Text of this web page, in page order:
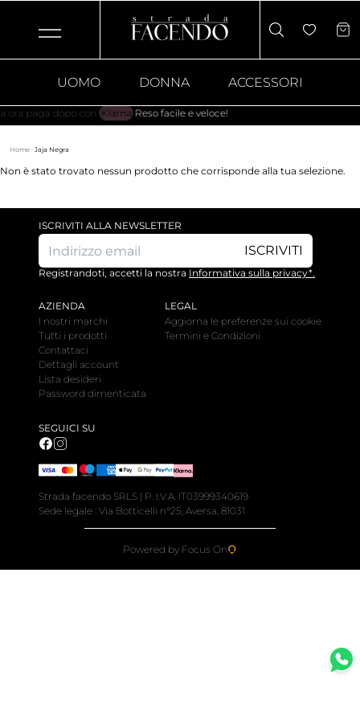
UOMO DONNA ACCESSORI
paga dopo con Klarna. Reso facile e veloce!
Home · Jaja Negra
Non è stato trovato nessun prodotto che corrisponde alla tua selezione.
ISCRIVITI ALLA NEWSLETTER
ISCRIVITI
Registrandoti, accetti la nostra Informativa sulla privacy*.
AZIENDA
I nostri marchi
Tutti i prodotti
Contattaci
Dettagli account
Lista desideri
Password dimenticata
LEGAL
Aggiorna le preferenze sui cookie
Termini e Condizioni
SEGUICI SU
Strada facendo SRLS | P. I.V.A. IT03999340619
Sede legale : Via Botticelli n°25, Aversa, 81031
Powered by Focus On